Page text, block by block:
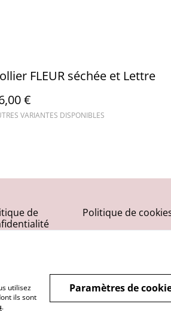
FLEUR séchée et Lettre
€
VARIANTES DISPONIBLES
de
Politique de
utilisez
ils sont
.
Paramètres de